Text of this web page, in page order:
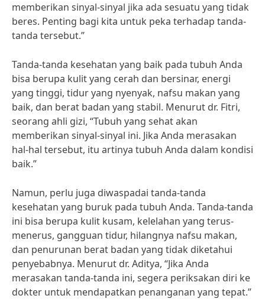
memberikan sinyal-sinyal jika ada sesuatu yang tidak
beres. Penting bagi kita untuk peka terhadap tanda-
tanda tersebut.”
Tanda-tanda kesehatan yang baik pada tubuh Anda
bisa berupa kulit yang cerah dan bersinar, energi
yang tinggi, tidur yang nyenyak, nafsu makan yang
baik, dan berat badan yang stabil. Menurut dr. Fitri,
seorang ahli gizi, “Tubuh yang sehat akan
memberikan sinyal-sinyal ini. Jika Anda merasakan
hal-hal tersebut, itu artinya tubuh Anda dalam kondisi
baik.”
Namun, perlu juga diwaspadai tanda-tanda
kesehatan yang buruk pada tubuh Anda. Tanda-tanda
ini bisa berupa kulit kusam, kelelahan yang terus-
menerus, gangguan tidur, hilangnya nafsu makan,
dan penurunan berat badan yang tidak diketahui
penyebabnya. Menurut dr. Aditya, “Jika Anda
merasakan tanda-tanda ini, segera periksakan diri ke
dokter untuk mendapatkan penanganan yang tepat.”